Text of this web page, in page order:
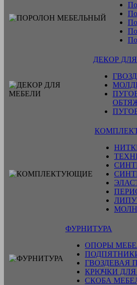
ДЕКОР
ФУРНИТУРА
ОПОРЫ
ГВОЗДЕВАЯ
КРЮЧКИ
СКОБА